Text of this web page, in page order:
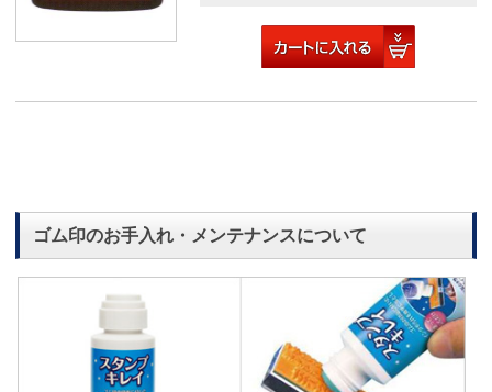
ゴム印のお手入れ・メンテナンスについて